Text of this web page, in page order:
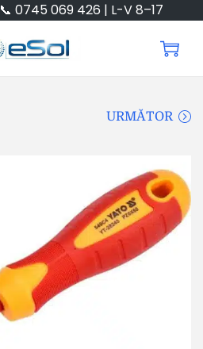
📞 0745 069 426 | L-V 8–17
URMĂTOR